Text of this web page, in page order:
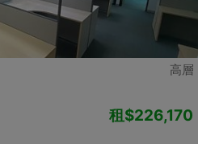
高層
租$226,170